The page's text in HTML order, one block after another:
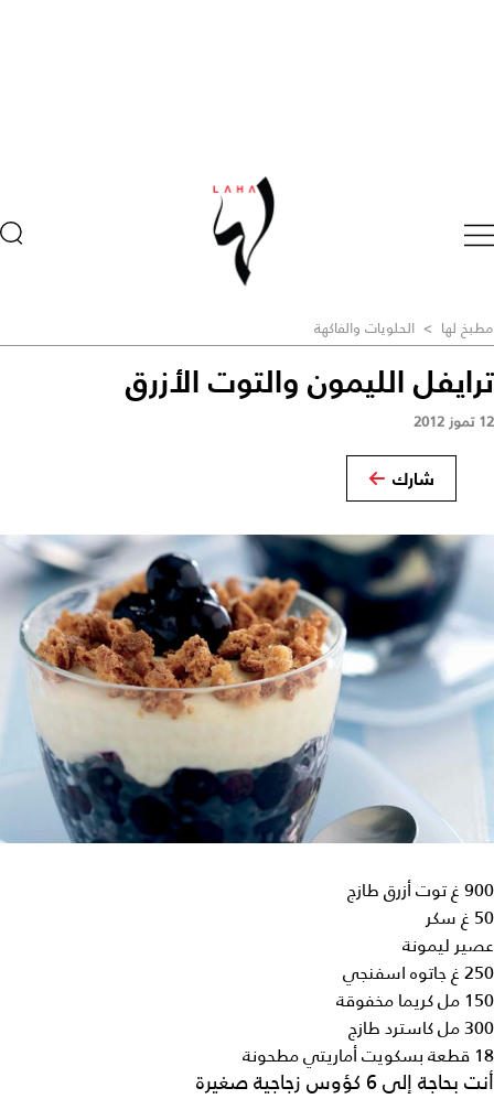
مطبخ لها > الحلويات والفاكهة
ترايفل الليمون والتوت الأزرق
12 تموز 2012
شارك
900 غ توت أزرق طازج
50 غ سكر
عصير ليمونة
250 غ جاتوه اسفنجي
150 مل كريما مخفوقة
300 مل كاسترد طازج
18 قطعة بسكويت أماريتي مطحونة
أنت بحاجة إلى 6 كؤوس زجاجية صغيرة